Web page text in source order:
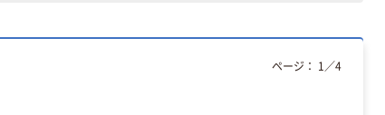
ページ： 1 ／4